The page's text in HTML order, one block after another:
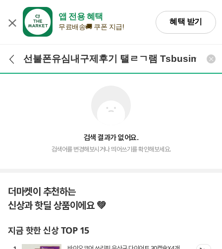
앱 전용 혜택
무료배송🚚 쿠폰 지급!
혜택 받기
검색어 입력 검
검색 결과가 없어요.
검색어를 변경해보시거나 띄어쓰기를 확인해보세요.
더마켓이 추천하는
신상과 핫딜 상품이에요 💚
지금 핫한 신상 TOP 15